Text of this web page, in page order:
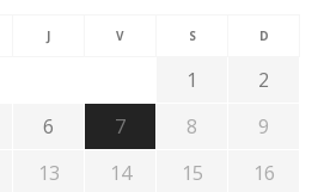
J V S D
1
2
6 7 8
9
13 14 15
16